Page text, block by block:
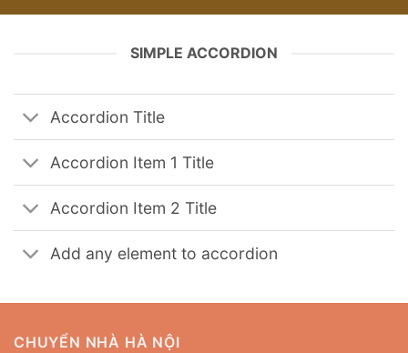
SIMPLE ACCORDION
Accordion Title
Accordion Item 1 Title
Accordion Item 2 Title
Add any element to accordion
CHUYỂN NHÀ HÀ NỘI